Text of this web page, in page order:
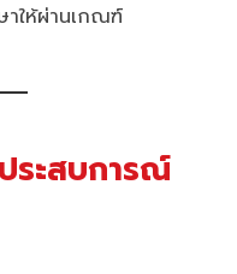
าให้ผ่านเกณฑ์
ระสบการณ์